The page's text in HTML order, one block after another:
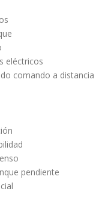
eléctricos
comando a distancia
pendiente